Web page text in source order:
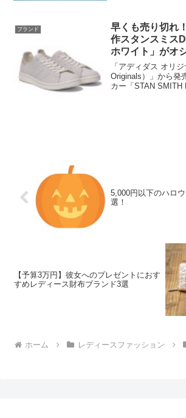
ブランド
早くも売り切れ
作スタンスミス
ホワイト」がオ
ス】
「アディダス オリ
Originals）」から発
カー「STAN SMITH
5,000円以下のハロ
選！
【予算3万円】彼女へのプレゼントにおす
すめレディース財布ブランド3選
ホーム レディースファッション